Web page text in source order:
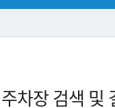
차장 검색 및